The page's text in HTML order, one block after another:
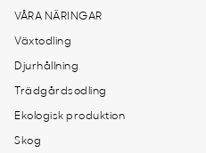
VÅRA NÄRINGAR
Växtodling
Djurhållning
Trädgårdsodling
Ekologisk produktion
Skog